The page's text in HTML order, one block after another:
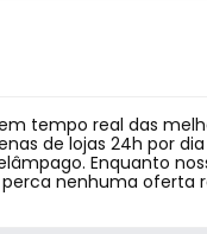
tempo real das
de lojas 24h por
Enquanto
nenhuma oferta